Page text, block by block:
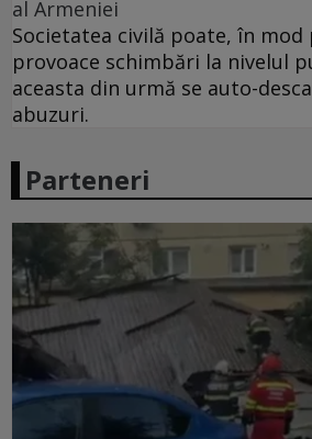
al Armeniei
Societatea civilă poate, în mod
provoace schimbări la nivelul
aceasta din urmă se auto-
abuzuri.
Parteneri